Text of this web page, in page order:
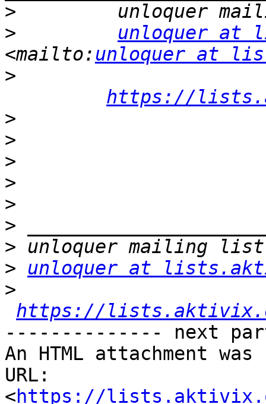
>
>
unloquer at
<mailto: unloquer at
>
https://
>
>
>
>
>
>
>
>
unloquer at
>
https://
-------------- next
An HTML attachment
URL:
<https://